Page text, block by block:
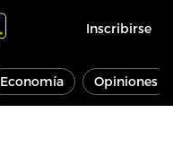
Inscribirse
Economía Opiniones